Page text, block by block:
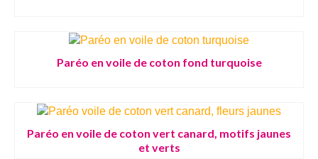
Paréo en voile de coton fond turquoise
Paréo en voile de coton vert canard, motifs jaunes
et verts